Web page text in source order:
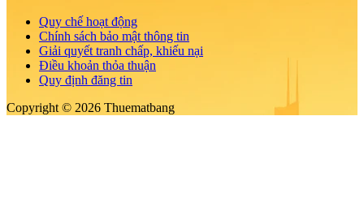
Quy chế hoạt động
Chính sách bảo mật thông tin
Giải quyết tranh chấp, khiếu nại
Điều khoản thỏa thuận
Quy định đăng tin
Copyright © 2026 Thuematbang